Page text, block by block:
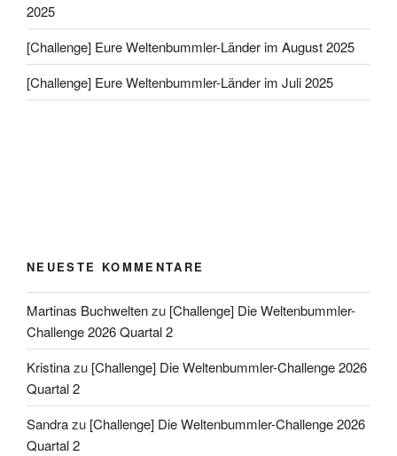
2025
[Challenge] Eure Weltenbummler-Länder im August 2025
[Challenge] Eure Weltenbummler-Länder im Juli 2025
NEUESTE KOMMENTARE
Martinas Buchweltenzu [Challenge] Die Weltenbummler-
Challenge 2026 Quartal 2
Kristinazu [Challenge] Die Weltenbummler-Challenge 2026
Quartal 2
Sandrazu [Challenge] Die Weltenbummler-Challenge 2026
Quartal 2